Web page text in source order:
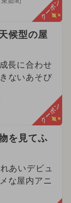
クーポン
候型の屋
長に合わせ
ないあそび
クーポン
を見てふ
あいデビュ
な屋内アニ